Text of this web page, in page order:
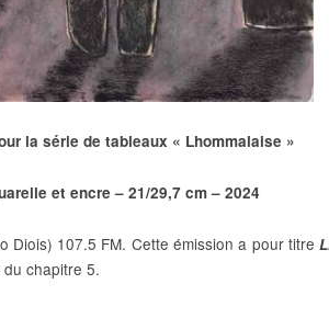
la série de tableaux « Lhommalaise »
et encre – 21/29,7 cm – 2024
Diois) 107.5 FM. Cette émission a pour titre
chapitre 5.